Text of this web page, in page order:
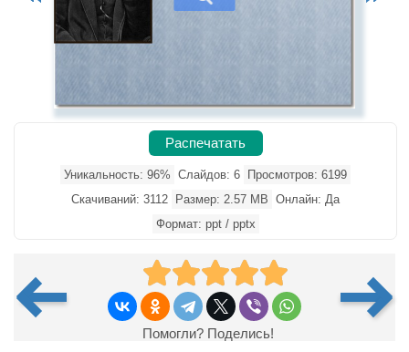
Распечатать
Уникальность: 96% Слайдов: 6
Просмотров: 6199
Скачиваний: 3112
Размер: 2.57 MB Онлайн: Да
Формат: ppt / pptx
Помогли? Поделись!